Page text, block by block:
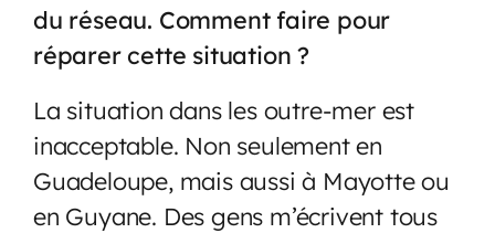
du réseau. Comment faire pour
réparer cette situation ?
La situation dans les outre-mer est
inacceptable. Non seulement en
Guadeloupe, mais aussi à Mayotte ou
en Guyane. Des gens m’écrivent tous